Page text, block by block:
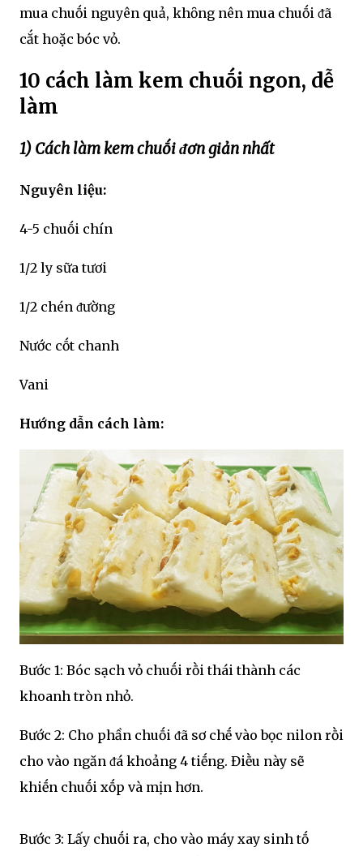
mua chuṓi nguyên quả, khȏng nên mua chuṓi ᵭã
cắt hoặc bóc vỏ.
10 cách làm kem chuṓi ngon, dễ
làm
1) Cách làm kem chuṓi ᵭơn giản nhất
Nguyên liệu:
4-5 chuṓi chín
1/2 ly sữa tươi
1/2 chén ᵭường
Nước cṓt chanh
Vani
Hướng dẫn cách làm:
Bước 1: Bóc sạch vỏ chuṓi rṑi thái thành các
khoanh tròn nhỏ.
Bước 2: Cho phần chuṓi ᵭã sơ chḗ vào bọc nilon rṑi
cho vào ngăn ᵭá khoảng 4 tiḗng. Điḕu này sẽ
khiḗn chuṓi xṓp và mịn hơn.
Bước 3: Lấy chuṓi ra, cho vào máy xay sinh tṓ